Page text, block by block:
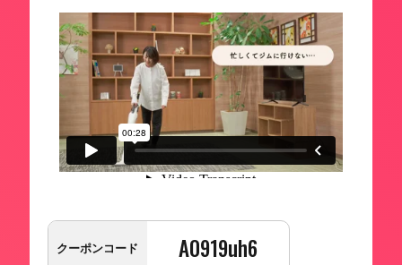
クーポンコード A0919uh6